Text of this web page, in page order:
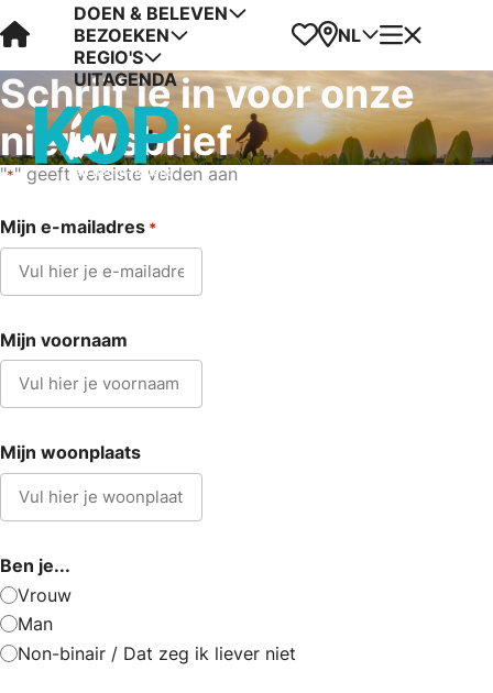
Visit Kop van Holland
DOEN & BELEVEN
BEZOEKEN
REGIO'S
UITAGENDA
Favorieten
Kaart
NL Menu
Schrijf je in voor onze
nieuwsbrief
"*" geeft vereiste velden aan
Mijn e-mailadres *
Mijn voornaam
Mijn woonplaats
Ben je...
Vrouw
Man
Non-binair / Dat zeg ik liever niet